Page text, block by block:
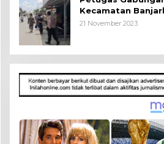
Kecamatan
Patroli Anak
21 November 2023